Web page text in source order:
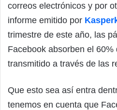
correos electrónicos y por
informe emitido por
trimestre de este año, las
Facebook absorben el 60%
transmitido a través de las
Que esto sea así entra
tenemos en cuenta que